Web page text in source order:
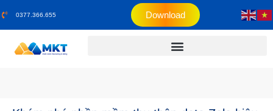
0377.366.655 Download